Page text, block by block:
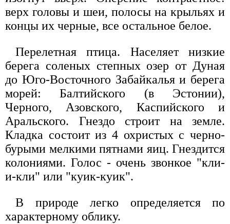
верх головы и шеи, полосы на крыльях и
концы их черные, все остальное белое.
Перелетная птица. Населяет низкие
берега соленых степных озер от Дуная
до Юго-Восточного Забайкалья и берега
морей: Балтийского (в Эстонии),
Черного, Азовского, Каспийского и
Аральского. Гнездо строит на земле.
Кладка состоит из 4 охристых с черно-
бурыми мелкими пятнами яиц. Гнездится
колониями. Голос - очень звонкое "кли-
и-кли" или "куик-куик".
В природе легко определяется по
характерному облику.